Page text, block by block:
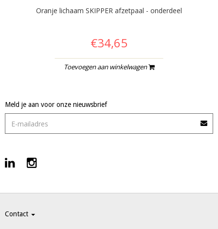
Oranje lichaam SKIPPER afzetpaal - onderdeel
€34,65
Toevoegen aan winkelwagen
Meld je aan voor onze nieuwsbrief
Contact